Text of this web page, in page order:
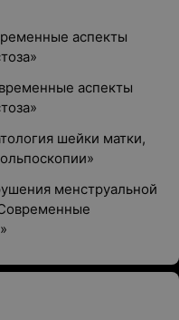
аспекты
аспекты
шейки матки,
менструальной